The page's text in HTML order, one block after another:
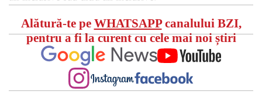
Alătură-te pe WHATSAPPcanalului BZI,
pentru a fi la curent cu cele mai noi știri